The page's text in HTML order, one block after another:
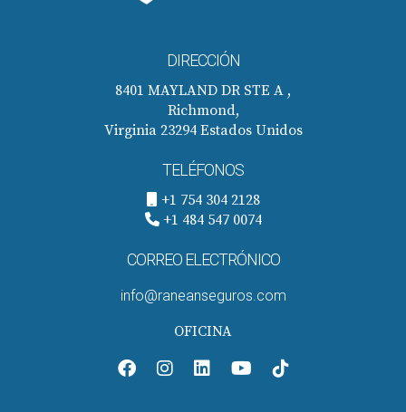
DIRECCIÓN
8401 MAYLAND DR STE A ,
Richmond,
Virginia 23294 Estados Unidos
TELÉFONOS
+1 754 304 2128
+1 484 547 0074
CORREO ELECTRÓNICO
info@raneanseguros.com
OFICINA